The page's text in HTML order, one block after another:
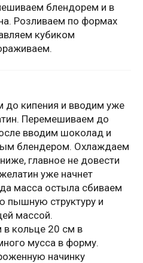
блендорем и в
Розливаем по формах
кубиком
кипения и вводим уже
Перемешиваем до
вводим шоколад и
блендером. Охлаждаем
главное не довести
уже начнет
масса остыла сбиваем
пышную структуру и
массой.
в кольце 20 см в
мусса в форму.
начинку